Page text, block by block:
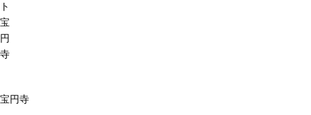
ト
宝
円
寺
宝円寺